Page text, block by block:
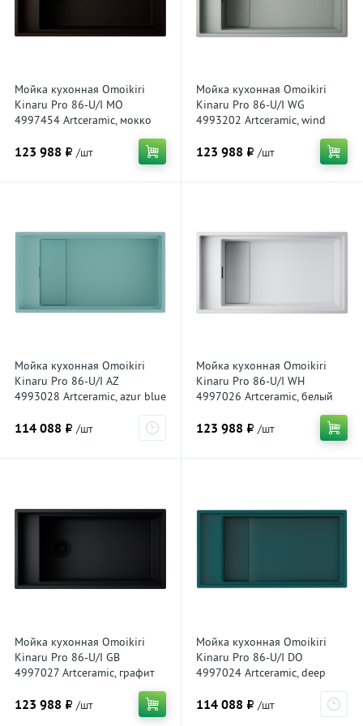
Мойка кухонная Omoikiri
Kinaru Pro 86-U/I MO
4997454 Artceramic, мокко
123 988 ₽ /шт
Мойка кухонная Omoikiri
Kinaru Pro 86-U/I WG
4993202 Artceramic, wind
123 988 ₽ /шт
Мойка кухонная Omoikiri
Kinaru Pro 86-U/I AZ
4993028 Artceramic, azur blue
114 088 ₽ /шт
Мойка кухонная Omoikiri
Kinaru Pro 86-U/I WH
4997026 Artceramic, белый
123 988 ₽ /шт
Мойка кухонная Omoikiri
Kinaru Pro 86-U/I GB
4997027 Artceramic, графит
123 988 ₽ /шт
Мойка кухонная Omoikiri
Kinaru Pro 86-U/I DO
4997024 Artceramic, deep
114 088 ₽ /шт